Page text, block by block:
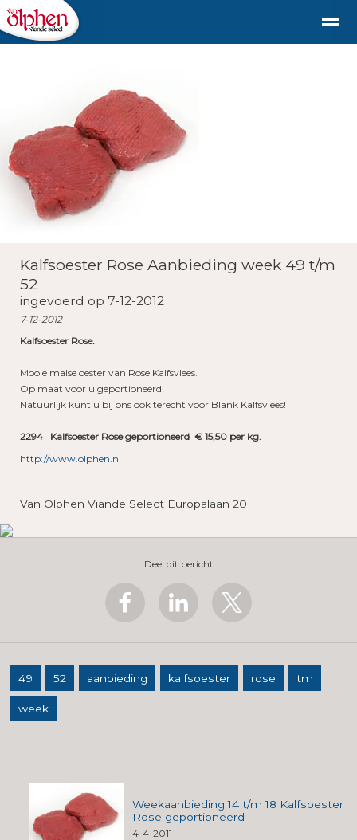
Shop Nieuws
Kalfsoester Rose Aanbieding week 49 t/m
52
ingevoerd op 7-12-2012
7-12-2012
Kalfsoester Rose.
Mooie malse oester van Rose Kalfsvlees.
Op maat voor u geportioneerd!
Natuurlijk kunt u bij ons ook terecht voor Blank Kalfsvlees!
2294 Kalfsoester Rose geportioneerd € 15,50 per kg.
http://www.olphen.nl
Van Olphen Viande Select Europalaan 20
Deel dit bericht
49 52 aanbieding kalfsoester rose tm
week
Weekaanbieding 14 t/m 18 Kalfsoester
Rose geportioneerd
4-4-2011